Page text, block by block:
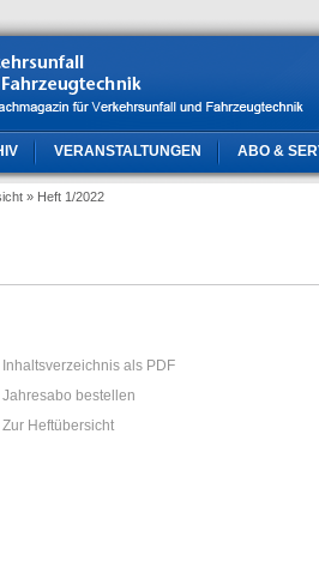
VERANSTALTUNGEN ABO &
» Heft 1/2022
Inhaltsverzeichnis als PDF
Jahresabo bestellen
Zur Heftübersicht